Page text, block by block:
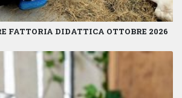
FATTORIA DIDATTICA OTTOBRE 2026